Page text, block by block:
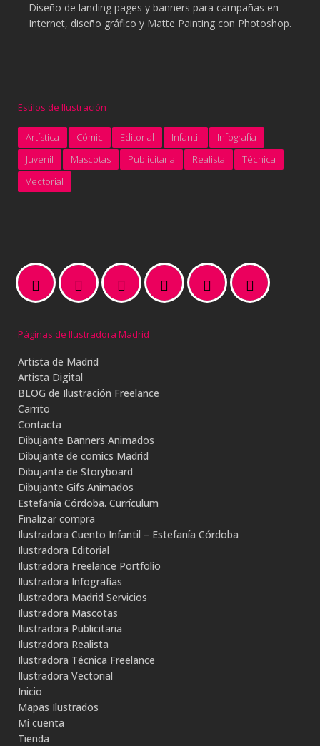
Diseño de landing pages y banners para campañas en
Internet, diseño gráfico y Matte Painting con Photoshop.
Estilos de Ilustración
Artística Cómic Editorial Infantil
Infografía
Juvenil
Mascotas Publicitaria Realista
Técnica
Vectorial
Páginas de Ilustradora Madrid
Artista de Madrid
Artista Digital
BLOG de Ilustración Freelance
Carrito
Contacta
Dibujante Banners Animados
Dibujante de comics Madrid
Dibujante de Storyboard
Dibujante Gifs Animados
Estefanía Córdoba. Currículum
Finalizar compra
Ilustradora Cuento Infantil – Estefanía Córdoba
Ilustradora Editorial
Ilustradora Freelance Portfolio
Ilustradora Infografías
Ilustradora Madrid Servicios
Ilustradora Mascotas
Ilustradora Publicitaria
Ilustradora Realista
Ilustradora Técnica Freelance
Ilustradora Vectorial
Inicio
Mapas Ilustrados
Mi cuenta
Tienda